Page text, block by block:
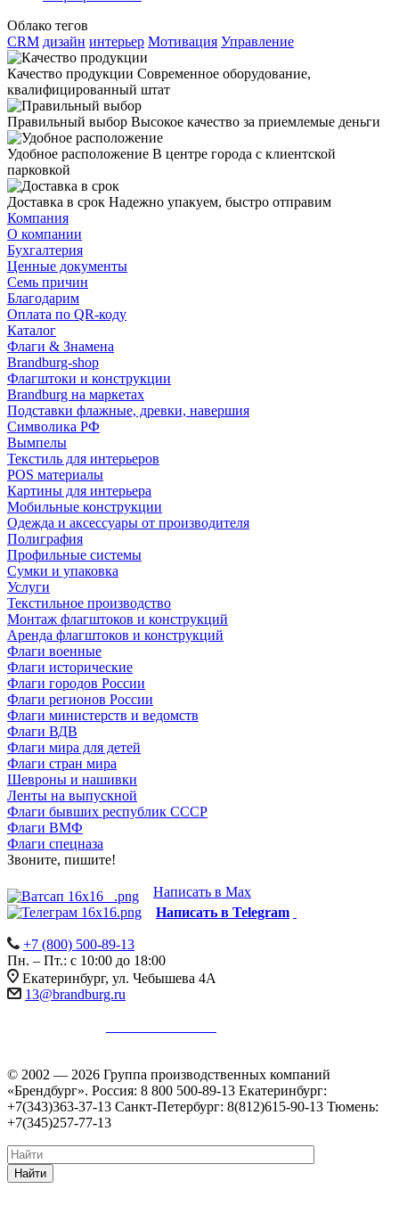
Облако тегов
CRM дизайн интерьер Мотивация Управление
Качество продукции Современное оборудование,
квалифицированный штат
Правильный выбор Высокое качество за приемлемые деньги
Удобное расположение В центре города с клиентской
парковкой
Доставка в срок Надежно упакуем, быстро отправим
Компания
О компании
Бухгалтерия
Ценные документы
Семь причин
Благодарим
Оплата по QR-коду
Каталог
Флаги & Знамена
Brandburg-shop
Флагштоки и конструкции
Brandburg на маркетах
Подставки флажные, древки, навершия
Символика РФ
Вымпелы
Текстиль для интерьеров
POS материалы
Картины для интерьера
Мобильные конструкции
Одежда и аксессуары от производителя
Полиграфия
Профильные системы
Сумки и упаковка
Услуги
Текстильное производство
Монтаж флагштоков и конструкций
Аренда флагштоков и конструкций
Флаги военные
Флаги исторические
Флаги городов России
Флаги регионов России
Флаги министерств и ведомств
Флаги ВДВ
Флаги мира для детей
Флаги стран мира
Шевроны и нашивки
Ленты на выпускной
Флаги бывших республик СССР
Флаги ВМФ
Флаги спецназа
Звоните, пишите!
Написать в Max
Написать в Telegram
+7 (800) 500-89-13
Пн. – Пт.: с 10:00 до 18:00
Екатеринбург, ул. Чебышева 4А
13@brandburg.ru
© 2002 — 2026 Группа производственных компаний
«Брендбург». Россия: 8 800 500-89-13 Екатеринбург:
+7(343)363-37-13 Санкт-Петербург: 8(812)615-90-13 Тюмень:
+7(345)257-77-13
Найти